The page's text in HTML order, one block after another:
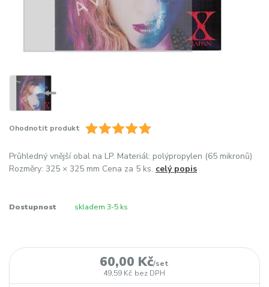
Ohodnotit produkt
Průhledný vnější obal na LP. Materiál: polýpropylen (65 mikronů)
Rozměry: 325 × 325 mm Cena za 5 ks. celý popis
Dostupnost skladem 3-5 ks
60,00 Kč/set
49,59 Kč bez DPH